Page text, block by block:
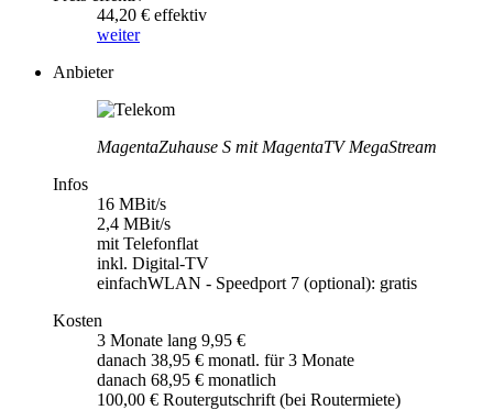
44,20 € effektiv
weiter
Anbieter
MagentaZuhause S mit MagentaTV MegaStream
Infos
16 MBit/s
2,4 MBit/s
mit Telefonflat
inkl. Digital-TV
einfachWLAN - Speedport 7 (optional): gratis
Kosten
3 Monate lang 9,95 €
danach 38,95 € monatl. für 3 Monate
danach 68,95 € monatlich
100,00 € Routergutschrift (bei Routermiete)